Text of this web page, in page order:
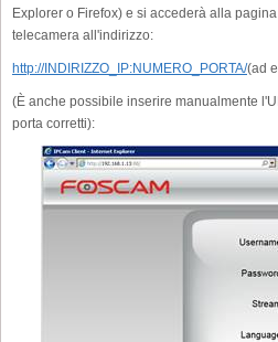
Explorer o Firefox) e si accederà alla
telecamera all'indirizzo:
http://INDIRIZZO_IP:NUMERO_PORTA/(ad
(È anche possibile inserire manualmente
porta corretti):